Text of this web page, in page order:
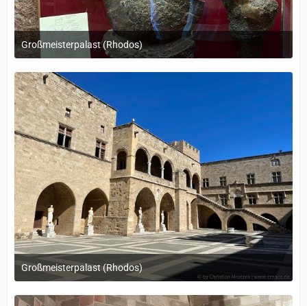
Großmeisterpalast (Rhodos)
12. September 2022 um 14:05
Großmeisterpalast (Rhodos)
12. September 2022 um 14:05